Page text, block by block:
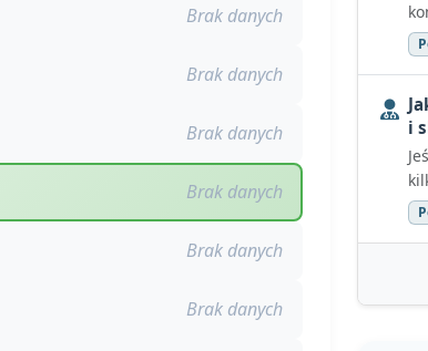
Brak danych
Brak danych
Brak danych
Brak danych
Brak danych
Brak danych
i